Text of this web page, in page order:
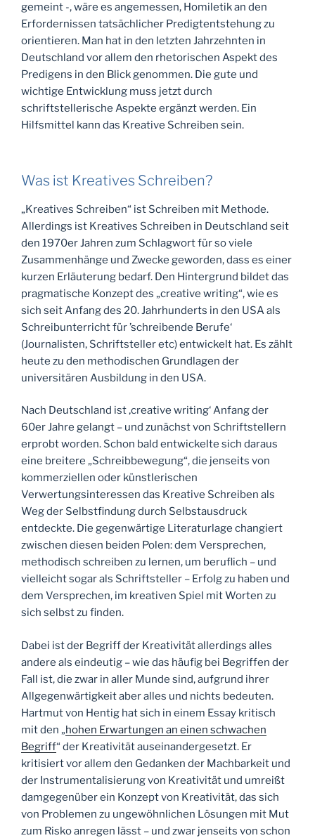
gemeint -, wäre es angemessen, Homiletik an den
Erfordernissen tatsächlicher Predigtentstehung zu
orientieren. Man hat in den letzten Jahrzehnten in
Deutschland vor allem den rhetorischen Aspekt des
Predigens in den Blick genommen. Die gute und
wichtige Entwicklung muss jetzt durch
schriftstellerische Aspekte ergänzt werden. Ein
Hilfsmittel kann das Kreative Schreiben sein.
Was ist Kreatives Schreiben?
„Kreatives Schreiben“ ist Schreiben mit Methode.
Allerdings ist Kreatives Schreiben in Deutschland seit
den 1970er Jahren zum Schlagwort für so viele
Zusammenhänge und Zwecke geworden, dass es einer
kurzen Erläuterung bedarf. Den Hintergrund bildet das
pragmatische Konzept des „creative writing“, wie es
sich seit Anfang des 20. Jahrhunderts in den USA als
Schreibunterricht für ’schreibende Berufe‘
(Journalisten, Schriftsteller etc) entwickelt hat. Es zählt
heute zu den methodischen Grundlagen der
universitären Ausbildung in den USA.
Nach Deutschland ist ‚creative writing‘ Anfang der
60er Jahre gelangt – und zunächst von Schriftstellern
erprobt worden. Schon bald entwickelte sich daraus
eine breitere „Schreibbewegung“, die jenseits von
kommerziellen oder künstlerischen
Verwertungsinteressen das Kreative Schreiben als
Weg der Selbstfindung durch Selbstausdruck
entdeckte. Die gegenwärtige Literaturlage changiert
zwischen diesen beiden Polen: dem Versprechen,
methodisch schreiben zu lernen, um beruflich – und
vielleicht sogar als Schriftsteller – Erfolg zu haben und
dem Versprechen, im kreativen Spiel mit Worten zu
sich selbst zu finden.
Dabei ist der Begriff der Kreativität allerdings alles
andere als eindeutig – wie das häufig bei Begriffen der
Fall ist, die zwar in aller Munde sind, aufgrund ihrer
Allgegenwärtigkeit aber alles und nichts bedeuten.
Hartmut von Hentig hat sich in einem Essay kritisch
mit den „hohen Erwartungen an einen schwachen
Begriff“ der Kreativität auseinandergesetzt. Er
kritisiert vor allem den Gedanken der Machbarkeit und
der Instrumentalisierung von Kreativität und umreißt
damgegenüber ein Konzept von Kreativität, das sich
von Problemen zu ungewöhnlichen Lösungen mit Mut
zum Risko anregen lässt – und zwar jenseits von schon